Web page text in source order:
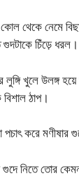
থেকে নেমে
চিঁড়ে ধরল।
খুলে উলঙ্গ
ঠাপ।
পচাৎ করে মণীষার
গুদে নিতে তোর